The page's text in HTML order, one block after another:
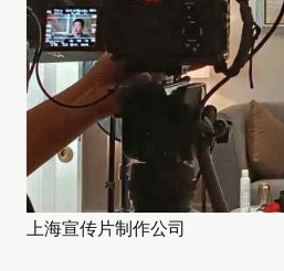
上海宣传片制作公司